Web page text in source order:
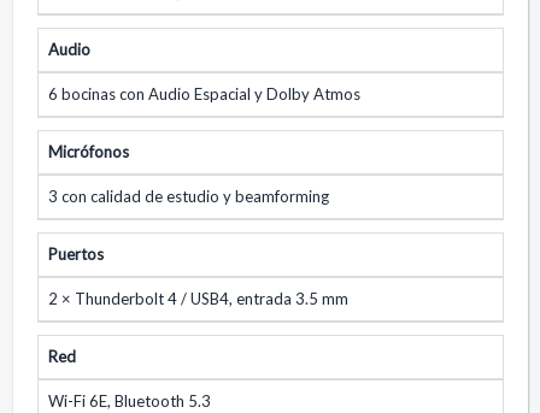
Audio
6 bocinas con Audio Espacial y Dolby Atmos
Micrófonos
3 con calidad de estudio y beamforming
Puertos
2 × Thunderbolt 4 / USB4, entrada 3.5 mm
Red
Wi-Fi 6E, Bluetooth 5.3